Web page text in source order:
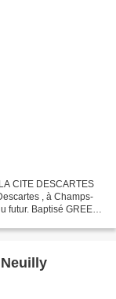
CITE DESCARTES
, à Champs-
futur. Baptisé GREEN